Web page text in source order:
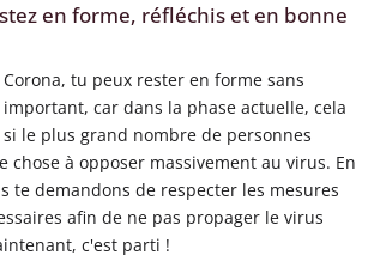
en forme, réfléchis et en bonne
tu peux rester en forme sans
car dans la phase actuelle, cela
le plus grand nombre de personnes
chose à opposer massivement au virus. En
te demandons de respecter les mesures
afin de ne pas propager le virus
c'est parti !